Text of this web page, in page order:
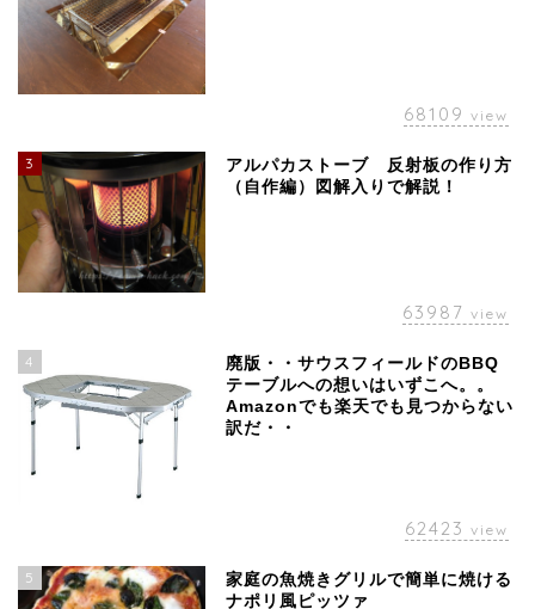
68109 view
3
アルパカストーブ 反射板の作り方
（自作編）図解入りで解説！
63987 view
4
廃版・・サウスフィールドのBBQ
テーブルへの想いはいずこへ。。
Amazonでも楽天でも見つからない
訳だ・・
62423 view
5
家庭の魚焼きグリルで簡単に焼ける
ナポリ風ピッツァ